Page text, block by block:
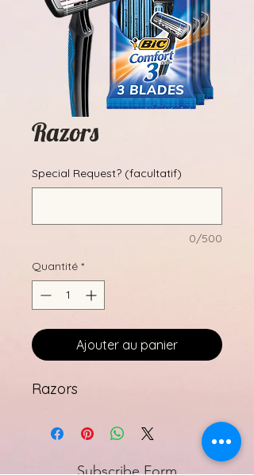
Razors
Special Request? (facultatif)
0/500
Quantité *
Ajouter au panier
Razors
Subscribe Form